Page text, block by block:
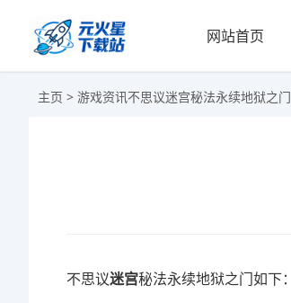
网站首页
主页 > 游戏资讯不思议迷宫秘法永续地狱之门
不思议迷宫秘法永续地狱之门如下：